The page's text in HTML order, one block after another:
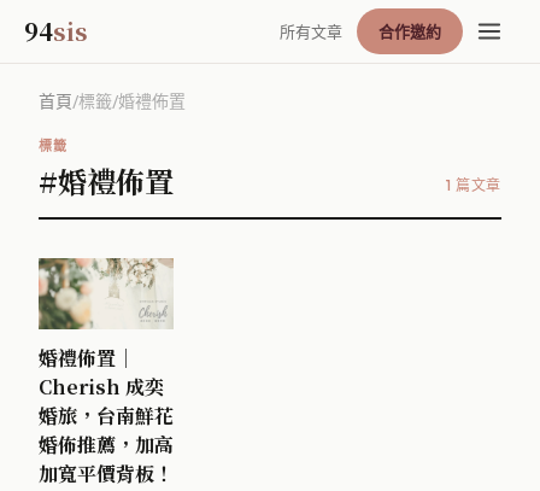
94sis 所有文章 合作邀約
首頁/標籤/婚禮佈置
標籤
#婚禮佈置 1 篇文章
婚禮佈置｜
Cherish 成奕
婚旅，台南鮮花
婚佈推薦，加高
加寬平價背板！